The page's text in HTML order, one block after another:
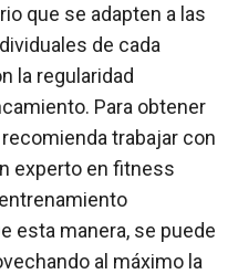
que se adapten a las
de cada
la regularidad
Para obtener
trabajar con
experto en fitness
esta manera, se puede
al máximo la